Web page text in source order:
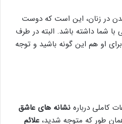
در زنان، این است که دوست
با شما داشته باشد. البته در طرف
برای او هم این گونه باشید و توجه
کاملی درباره نشانه های عاشق
طور که متوجه شدید، علائم